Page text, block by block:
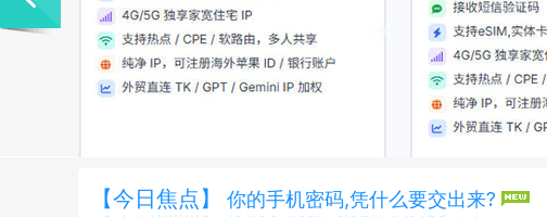
【今日焦点】 你的手机密码,凭什么要交出来?